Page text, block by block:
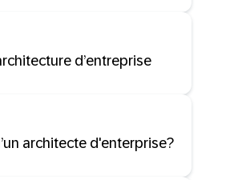
d’entreprise
architecte d'enterprise?